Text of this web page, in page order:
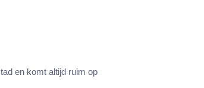
en komt altijd ruim op